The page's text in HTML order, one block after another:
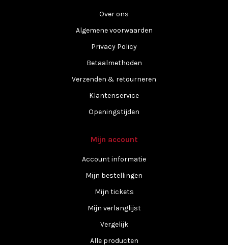
Over ons
Algemene voorwaarden
Privacy Policy
Betaalmethoden
Verzenden & retourneren
Klantenservice
Openingstijden
Mijn account
Account informatie
Mijn bestellingen
Mijn tickets
Mijn verlanglijst
Vergelijk
Alle producten